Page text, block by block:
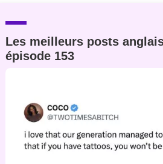
Les meilleurs posts
épisode 153